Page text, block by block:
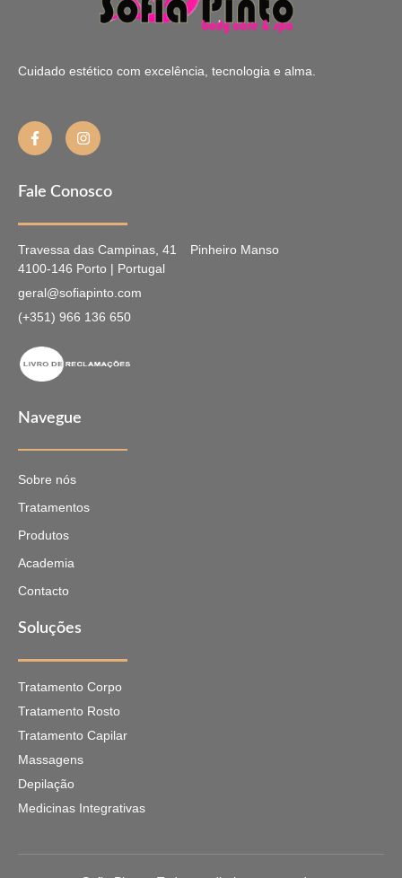
Cuidado estético com excelência, tecnologia e alma.
Fale Conosco
Travessa das Campinas, 41
Pinheiro Manso
4100-146 Porto | Portugal
geral@sofiapinto.com
(+351) 966 136 650
Navegue
Sobre nós
Tratamentos
Produtos
Academia
Contacto
Soluções
Tratamento Corpo
Tratamento Rosto
Tratamento Capilar
Massagens
Depilação
Medicinas Integrativas